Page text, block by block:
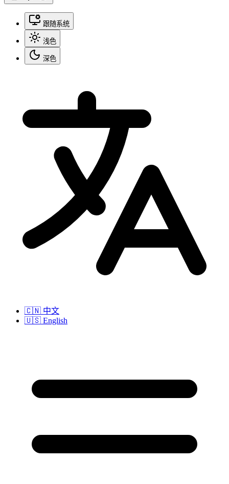
跟随系统
浅色
深色
🇨🇳 中文
🇺🇸 English